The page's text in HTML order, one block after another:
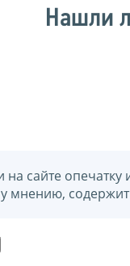
Нашли
на сайте
мнению,